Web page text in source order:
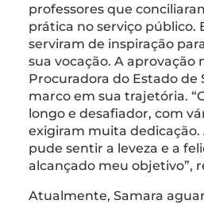
professores que
prática no serviço público.
serviram de inspiração
sua vocação. A aprovação
Procuradora do Estado de
marco em sua trajetória.
longo e desafiador, com
exigiram muita dedicação.
pude sentir a leveza e a
alcançado meu objetivo”,
Atualmente, Samara